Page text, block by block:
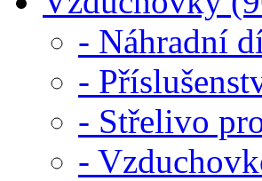
- Náhradní
-
- Střelivo
-